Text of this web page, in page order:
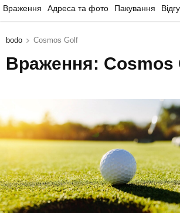
Враження Адреса та фото Пакування
bodo Cosmos Golf
Враження: Cosmos